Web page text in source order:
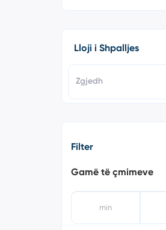
Lloji i Shpalljes
Zgjedh
Filter
Gamë të çmimeve